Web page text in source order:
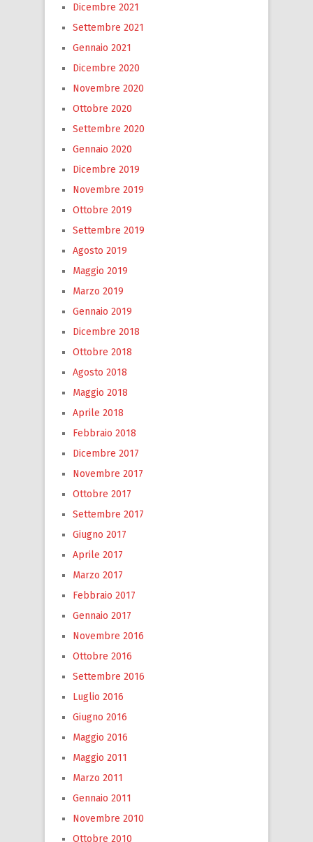
Dicembre 2021
Settembre 2021
Gennaio 2021
Dicembre 2020
Novembre 2020
Ottobre 2020
Settembre 2020
Gennaio 2020
Dicembre 2019
Novembre 2019
Ottobre 2019
Settembre 2019
Agosto 2019
Maggio 2019
Marzo 2019
Gennaio 2019
Dicembre 2018
Ottobre 2018
Agosto 2018
Maggio 2018
Aprile 2018
Febbraio 2018
Dicembre 2017
Novembre 2017
Ottobre 2017
Settembre 2017
Giugno 2017
Aprile 2017
Marzo 2017
Febbraio 2017
Gennaio 2017
Novembre 2016
Ottobre 2016
Settembre 2016
Luglio 2016
Giugno 2016
Maggio 2016
Maggio 2011
Marzo 2011
Gennaio 2011
Novembre 2010
Ottobre 2010